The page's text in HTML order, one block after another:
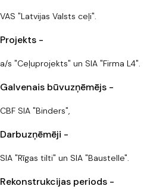
VAS "Latvijas Valsts ceļi".
Projekts -
a/s "Ceļuprojekts" un SIA "Firma L4".
Galvenais būvuzņēmējs -
CBF SIA "Binders",
Darbuzņēmēji -
SIA "Rīgas tilti" un SIA "Baustelle".
Rekonstrukcijas periods -